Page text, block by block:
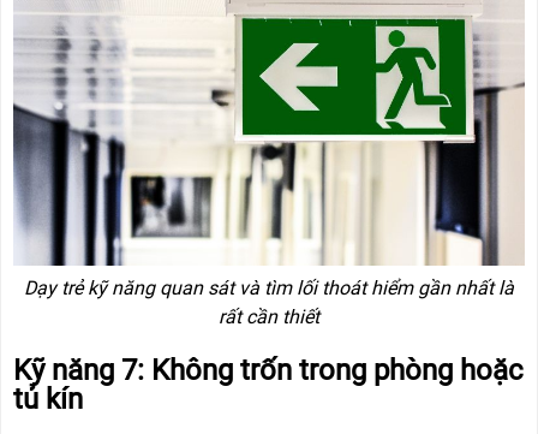
Dạy trẻ kỹ năng quan sát và tìm lối thoát hiểm gần nhất là
rất cần thiết
Kỹ năng 7: Không trốn trong phòng hoặc
tủ kín